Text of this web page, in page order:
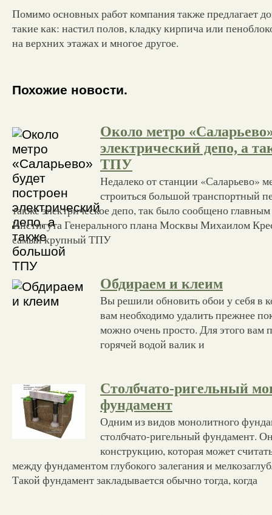
Помимо основных работ компания также предлагает
такие как: настил полов, кладку кирпича или
на верхних этажах и многое другое.
Похожие новости.
Около метро
электрический депо, а
ТПУ
Недалеко от станции «Саларьево»
строиться большой транспортный
также электрическое депо, так было сообщено
Института Генерального плана Москвы Михаилом
самый крупный ТПУ
Обдираем и клеим
Вы решили обновить обои у себя в
вам необходимо удалить прежнее
можно очень просто. Для этого вам
горячей водой валик и
Столбчато-ригельный
фундамент
Одним из видов монолитного
столбчато-ригельный фундамент.
конструкцию, которая может
между фундаментом глубокого залегания и
Такой фундамент закладывается обычно тогда, когда